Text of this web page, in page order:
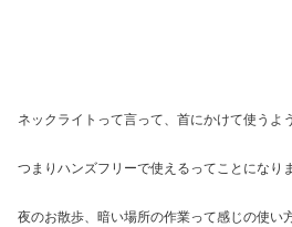
ネックライトって言って、首にかけて使うよ
つまりハンズフリーで使えるってことになりま
夜のお散歩、暗い場所の作業って感じの使い